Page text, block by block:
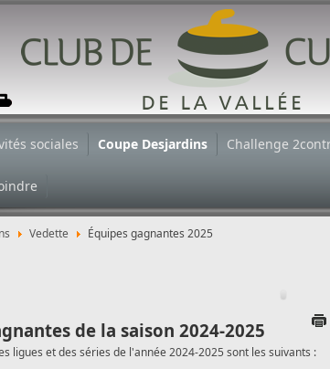
sociales Coupe Desjardins Challenge
Vedette Équipes gagnantes 2025
de la saison 2024-2025
ligues et des séries de l'année 2024-2025 sont les suivants :